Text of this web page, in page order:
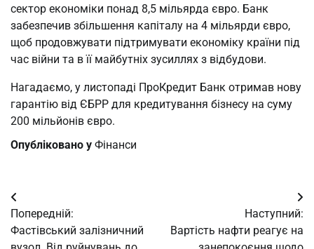
сектор економіки понад 8,5 мільярда євро. Банк
забезпечив збільшення капіталу на 4 мільярди євро,
щоб продовжувати підтримувати економіку країни під
час війни та в її майбутніх зусиллях з відбудови.
Нагадаємо, у листопаді ПроКредит Банк отримав нову
гарантію від ЄБРР для кредитування бізнесу на суму
200 мільйонів євро.
Опубліковано у Фінанси
Навігація
записів
Попередній:
Фастівський залізничний
Наступний:
Вартість нафти реагує на